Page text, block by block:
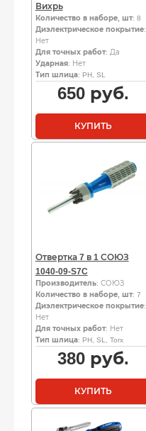
Вихрь
Количество в наборе, шт: 8
Диэлектрическое покрытие:
Нет
Для точных работ: Да
Ударная: Нет
Тип шлица: PH, SL
650 руб.
КУПИТЬ
Отвертка 7 в 1 СОЮЗ
1040-09-S7C
Производитель: СОЮЗ
Количество в наборе, шт: 7
Диэлектрическое покрытие:
Нет
Для точных работ: Нет
Тип шлица: PH, SL, Torx
380 руб.
КУПИТЬ